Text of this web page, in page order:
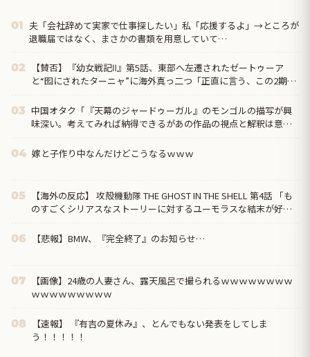
01 夫「会社辞めて実家で仕事探したい」私「応援するよ」→ところが
退職届ではなく、まさかの書類を用意していて…
02
【賛否】『幼女戦記Ⅱ』第5話、東部へ左遷されたゼートゥーア
と“囮にされたターニャ”に海外真っ二つ「正直に言う、この2期は
03 中国オタク「『天幕のジャードゥーガル』のモンゴルの描写が興
味深い。考えてみれば納得できるがあの作品の視点と解釈は意外
04 嫁と子作り中なんだけどこうなるｗｗｗ
05
【海外の反応】 攻殻機動隊 THE GHOST IN THE SHELL 第4話 「も
のすごくシリアスなストーリーに対するユーモラスな結末が好
06 【悲報】BMW、『完全終了』のお知らせ…
07
【画像】24歳の人妻さん、露天風呂で撮られるｗｗｗｗｗｗｗｗ
ｗｗｗｗｗｗｗｗｗ
08
【速報】 『有吉の夏休み』、とんでもない発表をしてしま
う！！！！！